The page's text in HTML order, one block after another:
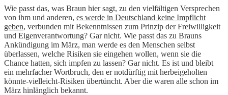
Wie passt das, was Braun hier sagt, zu den vielfältigen Versprechen
von ihm und anderen, es werde in Deutschland keine Impflicht
geben, verbunden mit Bekenntnissen zum Prinzip der Freiwilligkeit
und Eigenverantwortung? Gar nicht. Wie passt das zu Brauns
Ankündigung im März, man werde es den Menschen selbst
überlassen, welche Risiken sie eingehen wollen, wenn sie die
Chance hatten, sich impfen zu lassen? Gar nicht. Es ist und bleibt
ein mehrfacher Wortbruch, den er notdürftig mit herbeigeholten
könnte-vielleicht-Risiken übertüncht. Aber die waren alle schon im
März hinlänglich bekannt.